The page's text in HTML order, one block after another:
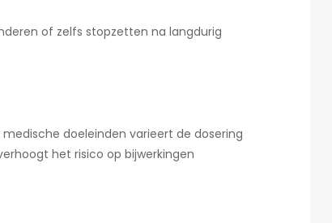
of zelfs stopzetten na langdurig
doeleinden varieert de dosering
het risico op bijwerkingen